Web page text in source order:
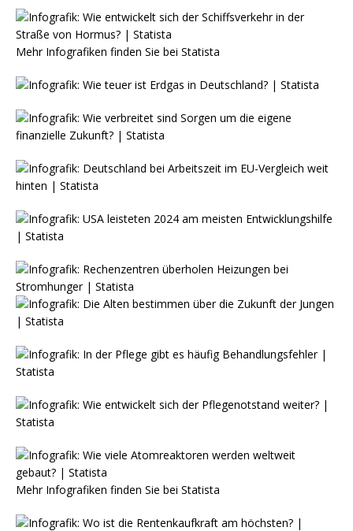
Mehr Infografiken finden Sie bei Statista
Mehr Infografiken finden Sie bei Statista